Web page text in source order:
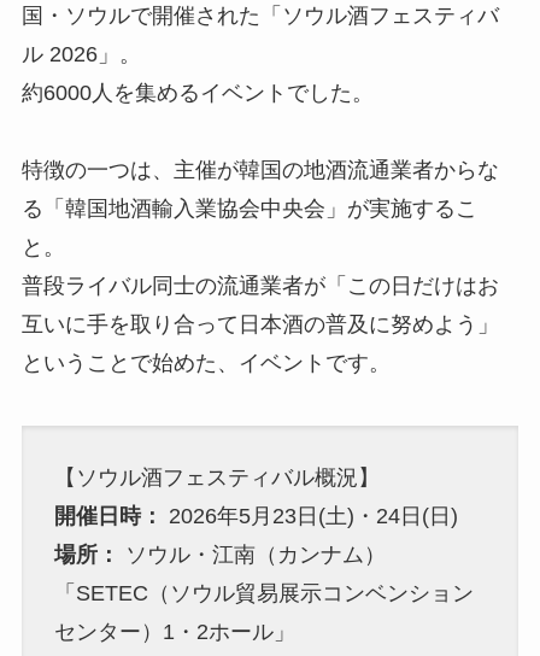
国・ソウルで開催された「ソウル酒フェスティバ
ル 2026」。
約6000人を集めるイベントでした。
特徴の一つは、主催が韓国の地酒流通業者からな
る「韓国地酒輸入業協会中央会」が実施するこ
と。
普段ライバル同士の流通業者が「この日だけはお
互いに手を取り合って日本酒の普及に努めよう」
ということで始めた、イベントです。
【ソウル酒フェスティバル概況】
開催日時：
2026年5月23日(土)・24日(日)
場所：
ソウル・江南（カンナム）
「SETEC（ソウル貿易展示コンベンション
センター）1・2ホール」